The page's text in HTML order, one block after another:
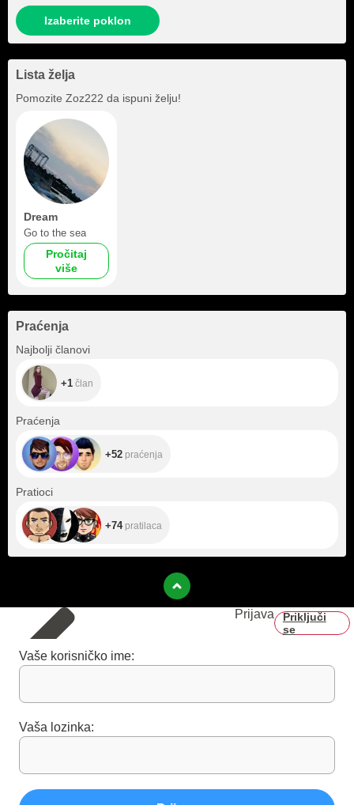
Izaberite poklon
Lista želja
Pomozite Zoz222 da ispuni želju!
Dream
Go to the sea
Pročitaj
više
Praćenja
Najbolji članovi
+1
+1 član
Praćenja
+52 praćenja
Pratioci
+74pratilaca
Prijava
Priključi
se
Vaše korisničko ime:
Vaša lozinka: